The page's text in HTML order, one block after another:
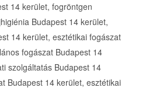
14 kerület, fogröntgen
Budapest 14 kerület,
14 kerület, esztétikai fogászat
fogászat Budapest 14
szolgáltatás Budapest 14
Budapest 14 kerület, esztétikai